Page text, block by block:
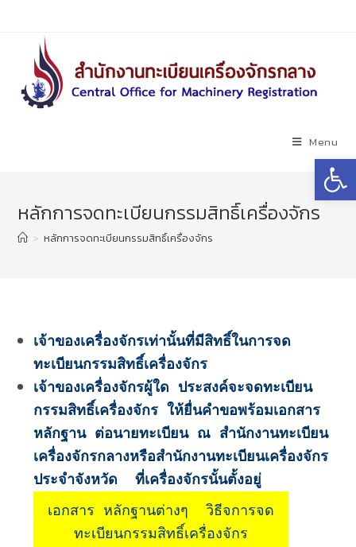
Open toolbar
Menu
หลักการจดทะเบียนกรรมสิทธิ์เครื่องจักร
> หลักการจดทะเบียนกรรมสิทธิ์เครื่องจักร
เจ้าของเครื่องจักรเท่านั้นที่มีสิทธิ์ในการจด
ทะเบียนกรรมสิทธิ์เครื่องจักร
เจ้าของเครื่องจักรผู้ใด ประสงค์จะจดทะเบียน
กรรมสิทธิ์เครื่องจักร ให้ยื่นคำขอพร้อมเอกสาร
หลักฐาน ต่อนายทะเบียน ณ สำนักงานทะเบียน
เครื่องจักรกลางหรือสำนักงานทะเบียนเครื่องจักร
ประจำจังหวัด ที่เครื่องจักรนั้นตั้งอยู่
เอกสาร หลักฐานต่างๆ วิธีจการจด
ทะเบียนกรรมสิทธิ์เครื่องจักร